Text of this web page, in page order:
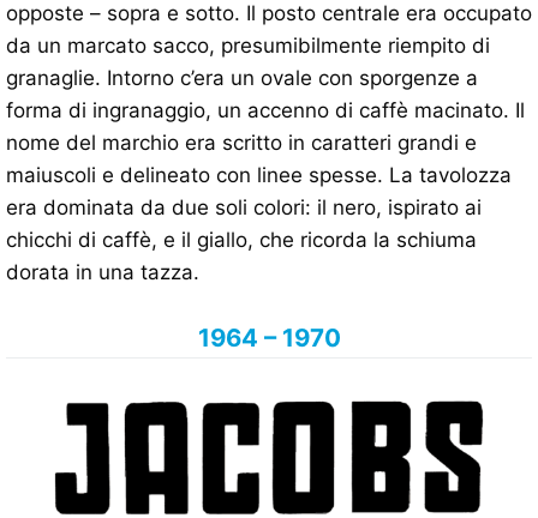
opposte – sopra e sotto. Il posto centrale era occupato
da un marcato sacco, presumibilmente riempito di
granaglie. Intorno c’era un ovale con sporgenze a
forma di ingranaggio, un accenno di caffè macinato. Il
nome del marchio era scritto in caratteri grandi e
maiuscoli e delineato con linee spesse. La tavolozza
era dominata da due soli colori: il nero, ispirato ai
chicchi di caffè, e il giallo, che ricorda la schiuma
dorata in una tazza.
1964 – 1970